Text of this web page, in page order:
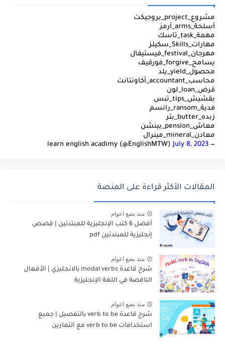
مشروع_project_بروجيكت
أسلحة_arms_آرمز
مهمة_task_تاسك
مهارات_Skills_سكيلز
مهرجان_festival_فيستيفال
يسامح_forgive_فورقيف
محصول_yield_يلد
محاسب_accountant_أكاونتانت
قرض_loan_لون
بقشيش_tips_تبس
فدية_ransom_رانسم
زبده_butter_بتر
معاش_pension_بينشن
معادن_mineral_مينرال
— learn english acadimy (@EnglishMTW)
July 8, 2023
المقالات الأكثر قراءة على المنصة
منذ بضع اعوام
أفضل 6 كتب الإنجليزية للمبتدئين | قصص
إنجليزية للمبتدئين pdf
منذ بضع اعوام
شرح قاعدة modal verbs بالانجليزي | الأفعال
الناقصة في اللغة الإنجليزية
منذ بضع اعوام
شرح قاعدة verb to be بالتفصيل | جميع
استخدامات verb to be مع التمارين